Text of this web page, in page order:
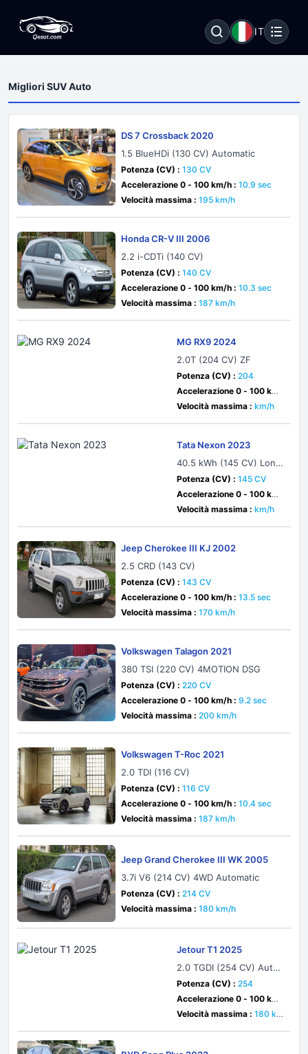
IT
Migliori SUV Auto
DS 7 Crossback 2020
1.5 BlueHDi (130 CV) Automatic
Potenza (CV) : 130 CV
Accelerazione 0 - 100 km/h : 10.9 sec
Velocità massima : 195 km/h
Honda CR-V III 2006
2.2 i-CDTi (140 CV)
Potenza (CV) : 140 CV
Accelerazione 0 - 100 km/h : 10.3 sec
Velocità massima : 187 km/h
MG RX9 2024
2.0T (204 CV) ZF
Potenza (CV) : 204
Accelerazione 0 - 100 km/
h : sec
Velocità massima : km/h
Tata Nexon 2023
40.5 kWh (145 CV) Long
Range
Potenza (CV) : 145 CV
Accelerazione 0 - 100 km/
h : 8.9 sec
Velocità massima : km/h
Jeep Cherokee III KJ 2002
2.5 CRD (143 CV)
Potenza (CV) : 143 CV
Accelerazione 0 - 100 km/h : 13.5 sec
Velocità massima : 170 km/h
Volkswagen Talagon 2021
380 TSI (220 CV) 4MOTION DSG
Potenza (CV) : 220 CV
Accelerazione 0 - 100 km/h : 9.2 sec
Velocità massima : 200 km/h
Volkswagen T-Roc 2021
2.0 TDI (116 CV)
Potenza (CV) : 116 CV
Accelerazione 0 - 100 km/h : 10.4 sec
Velocità massima : 187 km/h
Jeep Grand Cherokee III WK 2005
3.7i V6 (214 CV) 4WD Automatic
Potenza (CV) : 214 CV
Velocità massima : 180 km/h
Jetour T1 2025
2.0 TGDI (254 CV) Auto
matic
Potenza (CV) : 254
Accelerazione 0 - 100 km/
h : 8.6 sec
Velocità massima : 180 k